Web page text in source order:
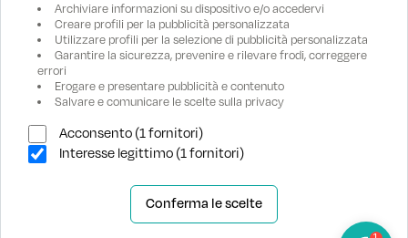
ASSISTENZA
AZIENDA
Archiviare informazioni su dispositivo e/o accedervi
Creare profili per la pubblicità personalizzata
Utilizzare profili per la selezione di pubblicità personalizzata
Garantire la sicurezza, prevenire e rilevare frodi, correggere
errori
Erogare e presentare pubblicità e contenuto
Salvare e comunicare le scelte sulla privacy
Acconsento (1 fornitori)
Interesse legittimo (1 fornitori)
Conferma le scelte